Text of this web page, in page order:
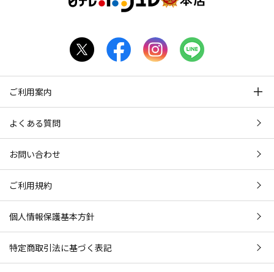
ご利用案内
よくある質問
お問い合わせ
ご利用規約
個人情報保護基本方針
特定商取引法に基づく表記